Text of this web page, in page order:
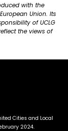
with the
Union. Its
of UCLG
the views of
Cities and Local
2024.